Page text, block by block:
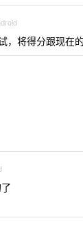
，将得分跟现在